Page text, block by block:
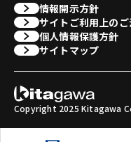
情報開示方針
サイトご利用上のご
個人情報保護方針
サイトマップ
Copyright 2025 Kitagawa